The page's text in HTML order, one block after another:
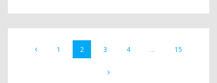
Nawigacja
Strona
1 Strona
2 Strona
3 Strona
4 … Strona
15